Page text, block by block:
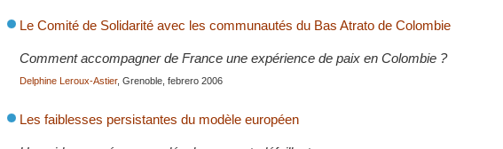
Le Comité de Solidarité avec les communautés du Bas Atrato de Colombie
Comment accompagner de France une expérience de paix en Colombie ?
Delphine Leroux-Astier, Grenoble, febrero 2006
Les faiblesses persistantes du modèle européen